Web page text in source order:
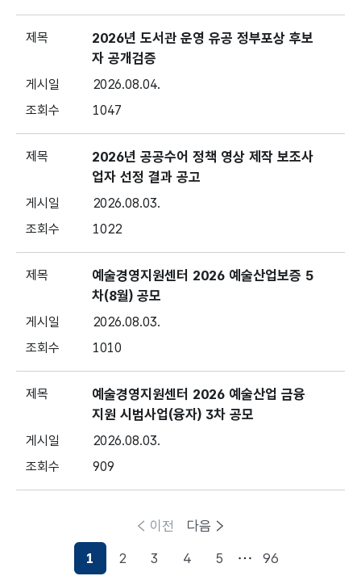
2026년 도서관 운영 유공 정부포상 후보
자 공개검증
2026.08.04.
1047
2026년 공공수어 정책 영상 제작 보조사
업자 선정 결과 공고
2026.08.03.
1022
예술경영지원센터 2026 예술산업보증 5
차(8월) 공모
2026.08.03.
1010
예술경영지원센터 2026 예술산업 금융
지원 시범사업(융자) 3차 공모
2026.08.03.
909
이전
현재페이지
1 2 3 4 5 96
다음